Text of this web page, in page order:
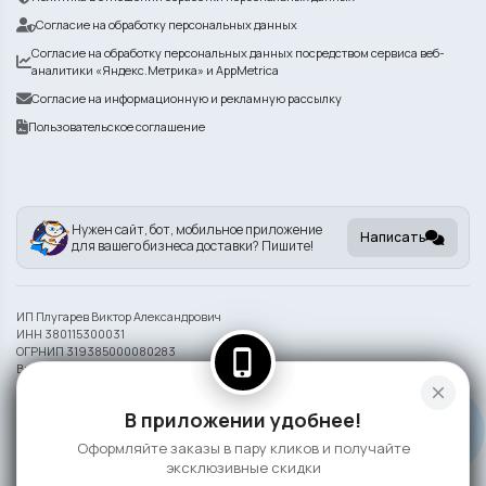
Согласие на обработку персональных данных
Согласие на обработку персональных данных посредством сервиса веб-
аналитики «Яндекс.Метрика» и AppMetrica
Согласие на информационную и рекламную рассылку
Пользовательское соглашение
Нужен сайт, бот, мобильное приложение
для вашего бизнеса доставки? Пишите!
Написать
ИП Плугарев Виктор Александрович
ИНН 380115300031
ОГРНИП 319385000080283
Внешний вид блюд может отличаться от представленного на фото.
Информация на сайте носит справочный характер и не является публичной
2026 СлонаБыСъел
close
phone_iphone
В приложении удобнее!
Оформляйте заказы в пару кликов и получайте
эксклюзивные скидки